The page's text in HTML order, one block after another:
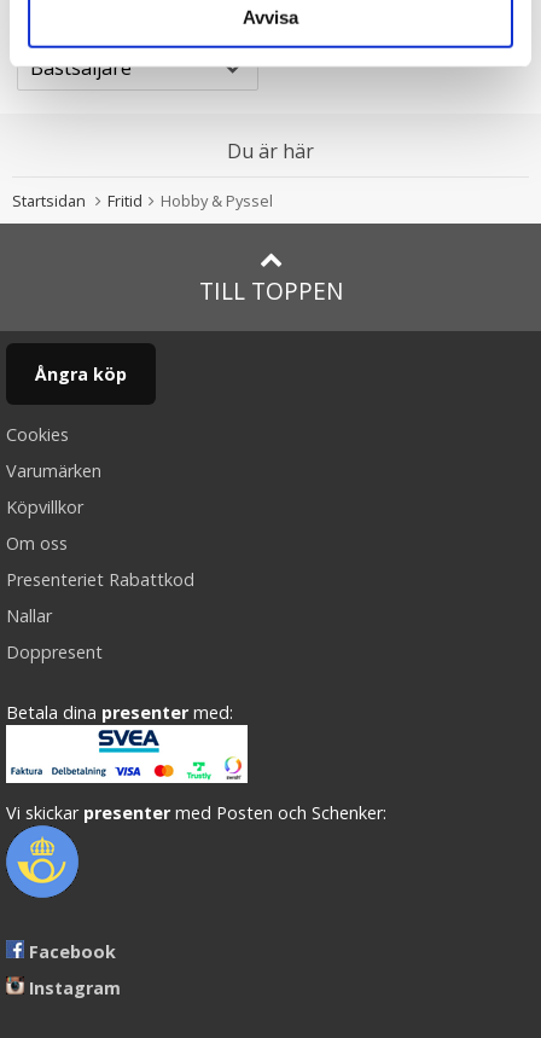
Avvisa
Du är här
Startsidan Fritid Hobby & Pyssel
TILL TOPPEN
Ångra köp
Cookies
Varumärken
Köpvillkor
Om oss
Presenteriet Rabattkod
Nallar
Doppresent
Betala dina presenter med:
Vi skickar presenter med Posten och Schenker:
Facebook
Instagram